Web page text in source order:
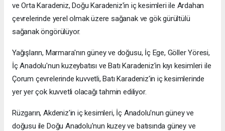
ve Orta Karadeniz, Doğu Karadeniz'in iç kesimleri ile Ardahan
çevrelerinde yerel olmak üzere sağanak ve gök gürültülü
sağanak öngörülüyor.
Yağışların, Marmara'nın güney ve doğusu, İç Ege, Göller Yöresi,
İç Anadolu'nun kuzeybatısı ve Batı Karadeniz'in kıyı kesimleri ile
Çorum çevrelerinde kuvvetli, Batı Karadeniz'in iç kesimlerinde
yer yer çok kuvvetli olacağı tahmin ediliyor.
Rüzgarın, Akdeniz'in iç kesimleri, İç Anadolu'nun güney ve
doğusu ile Doğu Anadolu'nun kuzey ve batısında güney ve